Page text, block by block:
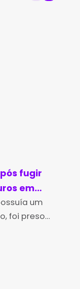
fugir
em
um
foi preso